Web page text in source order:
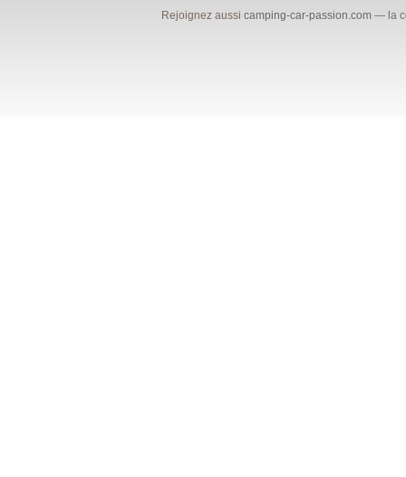
Rejoignez aussicamping-car-passion.com — la